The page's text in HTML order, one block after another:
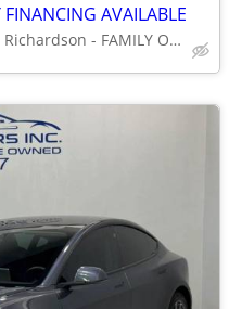
AVAILABLE
+ IMD Motors Inc Richardson - FAMILY OWNED AND OPERATED !